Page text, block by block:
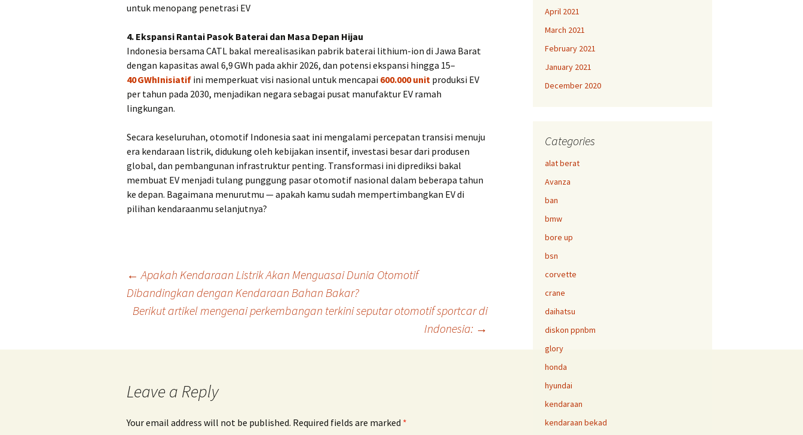
untuk menopang penetrasi EV
4. Ekspansi Rantai Pasok Baterai dan Masa Depan Hijau
Indonesia bersama CATL bakal merealisasikan pabrik baterai lithium-ion di Jawa Barat
dengan kapasitas awal 6,9 GWh pada akhir 2026, dan potensi ekspansi hingga 15–
40 GWhInisiatif ini memperkuat visi nasional untuk mencapai 600.000 unit produksi EV
per tahun pada 2030, menjadikan negara sebagai pusat manufaktur EV ramah
lingkungan.
Secara keseluruhan, otomotif Indonesia saat ini mengalami percepatan transisi menuju
era kendaraan listrik, didukung oleh kebijakan insentif, investasi besar dari produsen
global, dan pembangunan infrastruktur penting. Transformasi ini diprediksi bakal
membuat EV menjadi tulang punggung pasar otomotif nasional dalam beberapa tahun
ke depan. Bagaimana menurutmu — apakah kamu sudah mempertimbangkan EV di
pilihan kendaraanmu selanjutnya?
navigation
← Apakah Kendaraan Listrik Akan Menguasai Dunia Otomotif
Dibandingkan dengan Kendaraan Bahan Bakar?
Berikut artikel mengenai perkembangan terkini seputar otomotif sportcar di
Indonesia: →
Leave a Reply
Your email address will not be published. Required fields are marked *
April 2021
March 2021
February 2021
January 2021
December 2020
Categories
alat berat
Avanza
ban
bmw
bore up
bsn
corvette
crane
daihatsu
diskon ppnbm
glory
honda
hyundai
kendaraan
kendaraan bekad